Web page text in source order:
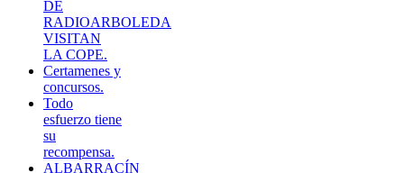
DE
RADIOARBOLEDA
VISITAN
LA COPE.
Certamenes y
concursos.
Todo
esfuerzo tiene
su
recompensa.
ALBARRACÍN